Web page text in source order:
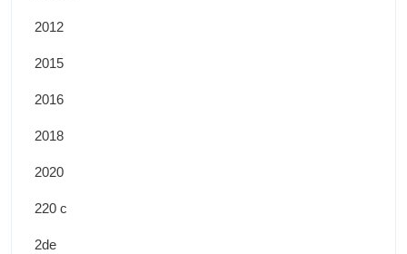
2012
2015
2016
2018
2020
220 c
2de